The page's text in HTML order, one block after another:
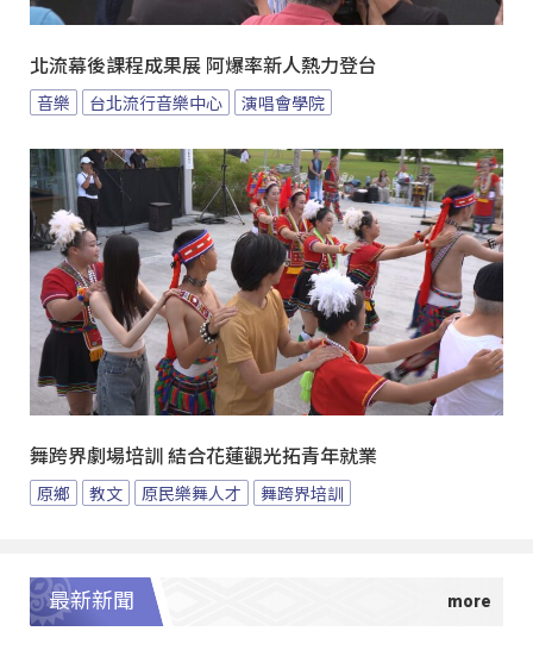
北流幕後課程成果展 阿爆率新人熱力登台
音樂 台北流行音樂中心 演唱會學院
舞跨界劇場培訓 結合花蓮觀光拓青年就業
原鄉 教文 原民樂舞人才 舞跨界培訓
最新新聞